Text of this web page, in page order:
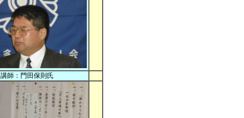
講師：門田保則氏